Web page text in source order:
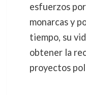
esfuerzos
monarcas y
tiempo, su
obtener la
proyectos